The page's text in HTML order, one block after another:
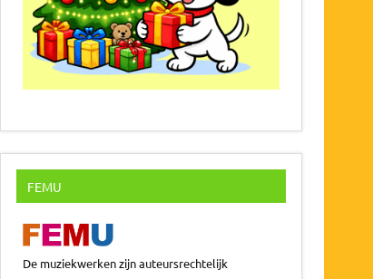
FEMU
De muziekwerken zijn auteursrechtelijk